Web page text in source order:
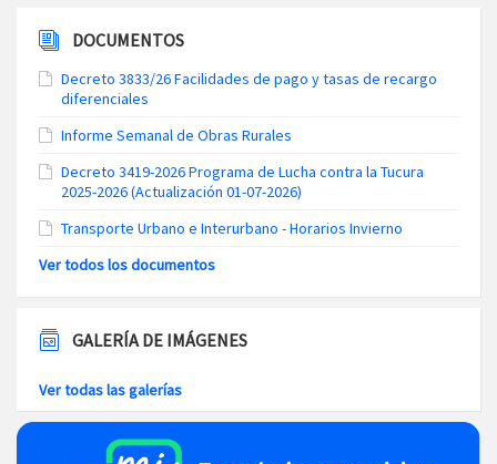
DOCUMENTOS
Decreto 3833/26 Facilidades de pago y tasas de recargo
diferenciales
Informe Semanal de Obras Rurales
Decreto 3419-2026 Programa de Lucha contra la Tucura
2025-2026 (Actualización 01-07-2026)
Transporte Urbano e Interurbano - Horarios Invierno
Ver todos los documentos
GALERÍA DE IMÁGENES
Ver todas las galerías